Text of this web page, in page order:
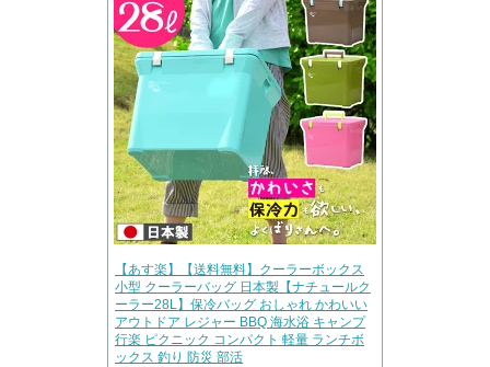
【あす楽】【送料無料】クーラーボックス
小型 クーラーバッグ 日本製【ナチュールク
ーラー28L】保冷バッグ おしゃれ かわいい
アウトドア レジャー BBQ 海水浴 キャンプ
行楽 ピクニック コンパクト 軽量 ランチボ
ックス 釣り 防災 部活